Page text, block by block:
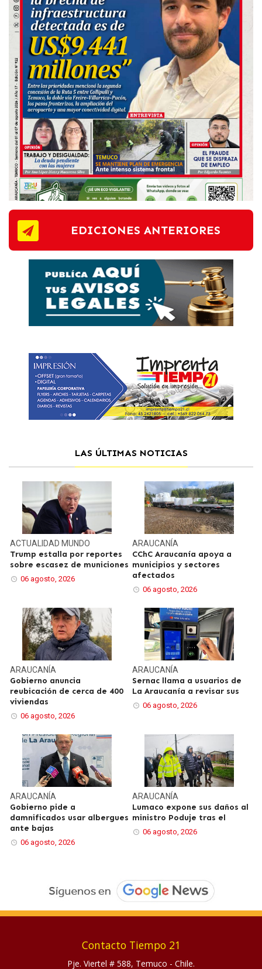
EDICIONES ANTERIORES
LAS ÚLTIMAS NOTICIAS
ACTUALIDAD MUNDO
Trump estalla por reportes
sobre escasez de municiones
06 agosto, 2026
ARAUCANÍA
CChC Araucanía apoya a
municipios y sectores
afectados
06 agosto, 2026
ARAUCANÍA
Gobierno anuncia
reubicación de cerca de 400
viviendas
06 agosto, 2026
ARAUCANÍA
Sernac llama a usuarios de
La Araucanía a revisar sus
06 agosto, 2026
ARAUCANÍA
Gobierno pide a
damnificados usar albergues
ante bajas
06 agosto, 2026
ARAUCANÍA
Lumaco expone sus daños al
ministro Poduje tras el
06 agosto, 2026
Contacto Tiempo 21
Pje. Viertel # 588, Temuco - Chile.